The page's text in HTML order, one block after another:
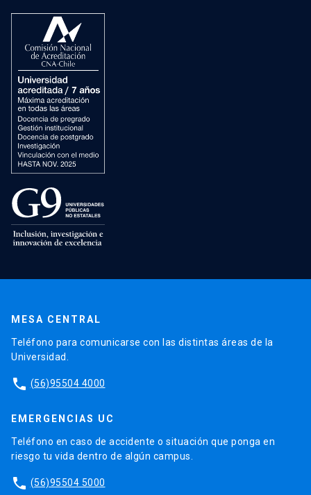
MESA CENTRAL
Teléfono para comunicarse con las distintas áreas de la
Universidad.
phone (56)95504 4000
EMERGENCIAS UC
Teléfono en caso de accidente o situación que ponga en
riesgo tu vida dentro de algún campus.
phone (56)95504 5000